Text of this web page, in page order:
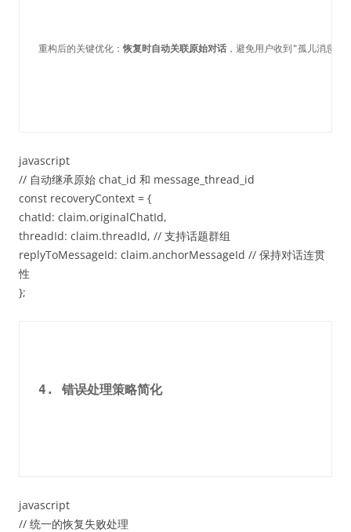
重构后的关键优化：恢复时自动关联原始对话 ，避免用户收到"孤儿消息"：
javascript
// 自动继承原始 chat_id 和 message_thread_id
const recoveryContext = {
chatId: claim.originalChatId,
threadId: claim.threadId, // 支持话题群组
replyToMessageId: claim.anchorMessageId // 保持对话连贯
性
};
4. 错误处理策略简化
javascript
// 统一的恢复失败处理